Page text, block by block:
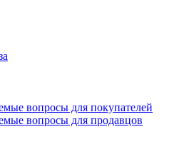
вопросы для покупателей
вопросы для продавцов